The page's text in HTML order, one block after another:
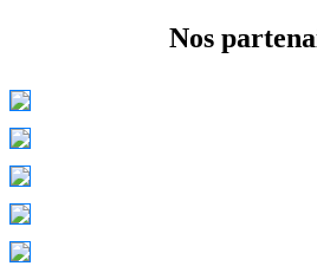
Nos